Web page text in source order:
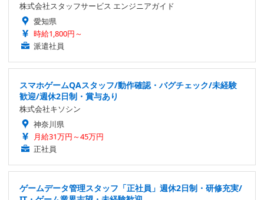
株式会社スタッフサービス エンジニアガイド
愛知県
時給1,800円～
派遣社員
スマホゲームQAスタッフ/動作確認・バグチェック/未経験
歓迎/週休2日制・賞与あり
株式会社キソシン
神奈川県
月給31万円～45万円
正社員
ゲームデータ管理スタッフ「正社員」週休2日制・研修充実/